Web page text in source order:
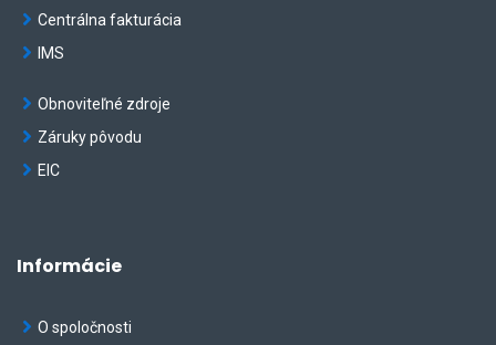
Centrálna fakturácia
IMS
Obnoviteľné zdroje
Záruky pôvodu
EIC
Informácie
O spoločnosti